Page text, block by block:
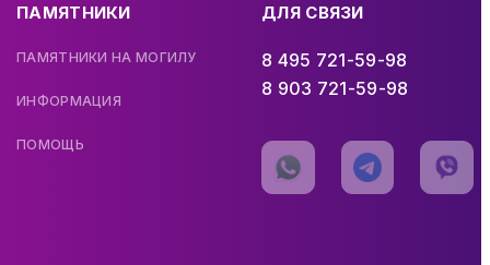
ПАМЯТНИКИ
ПАМЯТНИКИ НА МОГИЛУ
ИНФОРМАЦИЯ
ПОМОЩЬ
ДЛЯ СВЯЗИ
8 495 721-59-98
8 903 721-59-98